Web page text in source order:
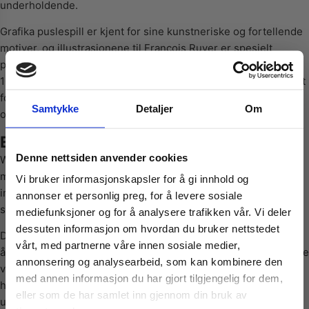
Samtykke Detaljer Om
Denne nettsiden anvender cookies
Vi bruker informasjonskapsler for å gi innhold og
annonser et personlig preg, for å levere sosiale
mediefunksjoner og for å analysere trafikken vår. Vi deler
dessuten informasjon om hvordan du bruker nettstedet
vårt, med partnerne våre innen sosiale medier,
annonsering og analysearbeid, som kan kombinere den
med annen informasjon du har gjort tilgjengelig for dem,
eller som de har samlet inn gjennom din bruk av
underholdende.
Grafika puslespill er kjent for sine kunstneriske og fortellende
motiver, og illustrasjonene til François Ruyer er spesielt
populære for sitt humoristiske og “busy scene”-preg. Med
1000 brikker får du en balansert utfordring som passer perfekt
for deg som liker puslespill med mange figurer og detaljer å
oppdage.
Et livlig og humoristisk festivalmotiv
Witches’ Festival at the Castle byr på et rikt fargespill og et
mylder av karakterer i bevegelse. Slottet danner et
imponerende bakteppe, mens hekser, dekorasjoner og små
scener gir variasjon i puslingen.
De mange figurene og aktivitetene skaper naturlige seksjoner
å arbeide med, samtidig som motivet holder deg engasjert hele
veien. Hver del av bildet inneholder små detaljer og
humoristiske situasjoner som gjør pusleprosessen ekstra
underholdende.
Vil du ha
10% Rabatt?
Meld deg på vårt nyhetsbrev og motta
gode tilbud og produktinformasjon fra
oss¢!